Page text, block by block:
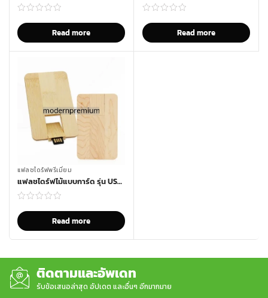
Read more Read more
แฟลชไดร์ฟพรีเมี่ยม
แฟลชไดร์ฟไม้แบบการ์ด รุ่น USB-477
Read more
ติดตามและอัพเดท
รับข้อเสนอล่าสุด อัปเดต และอื่นๆ อีกมากมาย